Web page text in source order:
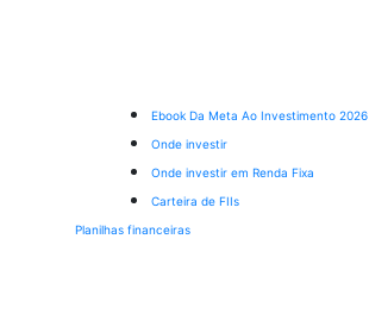
Ebook Da Meta Ao Investimento 2026
Onde investir
Onde investir em Renda Fixa
Carteira de FIIs
Planilhas financeiras